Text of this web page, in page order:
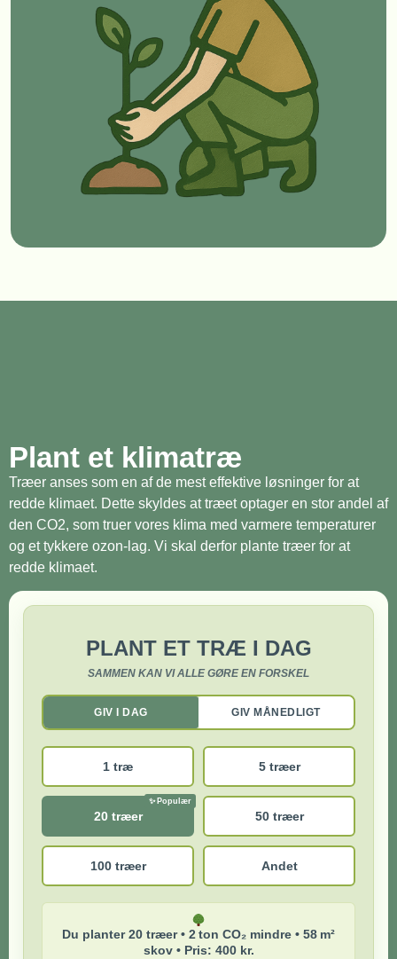
Plant et klimatræ
Træer anses som en af de mest effektive løsninger for at
redde klimaet. Dette skyldes at træet optager en stor andel af
den CO2, som truer vores klima med varmere temperaturer
og et tykkere ozon-lag. Vi skal derfor plante træer for at
redde klimaet.
PLANT ET TRÆ I DAG
SAMMEN KAN VI ALLE GØRE EN FORSKEL
GIV I DAG GIV MÅNEDLIGT
1 træ 5 træer
20 træer 50 træer
100 træer Andet
Du planter 20 træer • 2 ton CO₂ mindre • 58 m²
skov • Pris: 400 kr.